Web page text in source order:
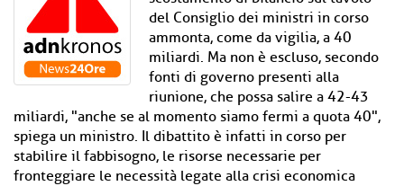
del Consiglio dei ministri in corso
ammonta, come da vigilia, a 40
miliardi. Ma non è escluso, secondo
fonti di governo presenti alla
riunione, che possa salire a 42-43
miliardi, "anche se al momento siamo fermi a quota 40",
spiega un ministro. Il dibattito è infatti in corso per
stabilire il fabbisogno, le risorse necessarie per
fronteggiare le necessità legate alla crisi economica